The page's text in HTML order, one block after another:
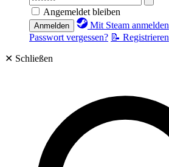
Angemeldet bleiben
Anmelden
Mit Steam anmelden
Passwort vergessen? 📝 Registrieren
✕ Schließen